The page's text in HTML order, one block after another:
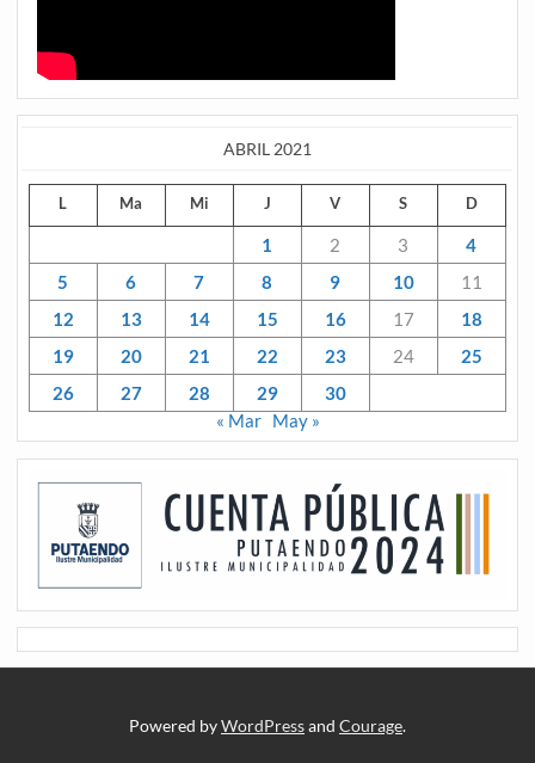
ABRIL 2021
L Ma Mi J V S D
1 2 3
4
5
6 7 8 9 10
11
12
13 14 15 16 17
18
19
20 21 22 23 24
25
26
27 28 29
30
« Mar May »
Powered byWordPressand Courage.